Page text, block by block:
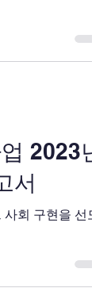
2023년
서
회 구현을 선도